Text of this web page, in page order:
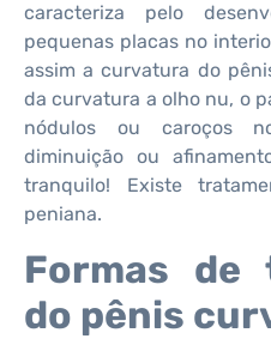
caracteriza pelo
pequenas placas no
assim a curvatura do
da curvatura a olho nu, o
nódulos ou caroços
diminuição ou
tranquilo! Existe
peniana.
Formas de
do pênis